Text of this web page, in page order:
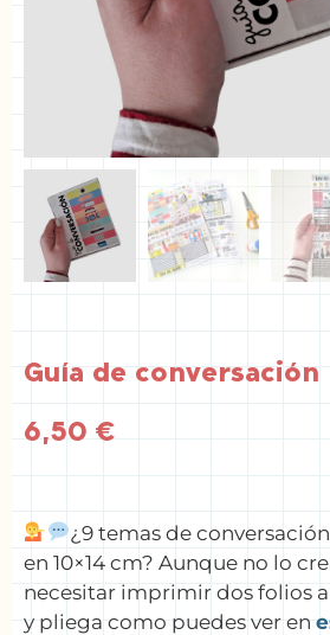
Guía de conversación
6,50 €
¿9 temas de
en 10×14 cm? Aunque no lo
necesitar imprimir dos folios
y pliega como puedes ver en